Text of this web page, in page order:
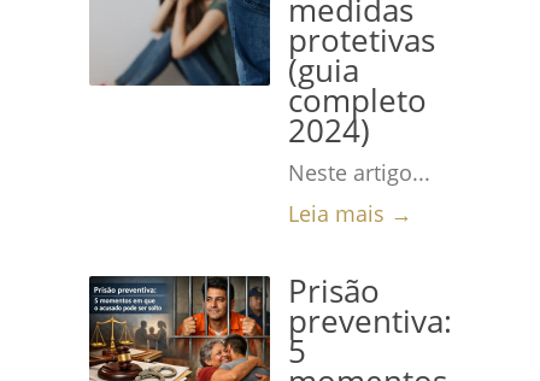
medidas
protetivas
(guia
completo
2024)
Neste artigo...
Leia mais →
Prisão
preventiva:
5